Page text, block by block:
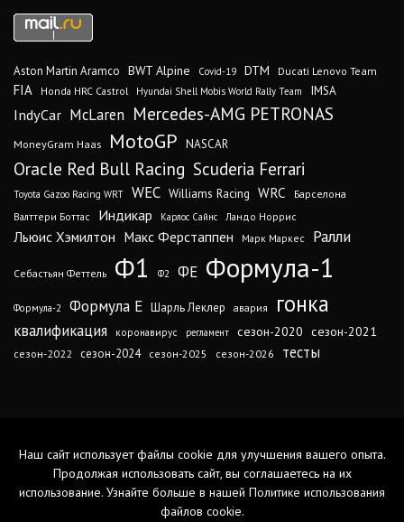
Aston Martin Aramco BWT Alpine Covid-19 DTM Ducati Lenovo Team
FIA Honda HRC Castrol Hyundai Shell Mobis World Rally Team IMSA
IndyCar McLaren Mercedes-AMG PETRONAS
MoneyGram Haas MotoGP NASCAR
Oracle Red Bull Racing Scuderia Ferrari
Toyota Gazoo Racing WRT WEC Williams Racing WRC
Барселона
Валттери Боттас
Индикар Карлос Сайнс Ландо Норрис
Льюис Хэмилтон Макс Ферстаппен Марк Маркес Ралли
Себастьян Феттель Ф1 Ф2 ФЕ Формула-1
Формула-2 Формула Е Шарль Леклер авария гонка
квалификация коронавирус регламент сезон-2020 сезон-2021
сезон-2022 сезон-2024 сезон-2025 сезон-2026 тесты
Наш сайт использует файлы cookie для улучшения вашего опыта.
Продолжая использовать сайт, вы соглашаетесь на их
использование. Узнайте больше в нашей Политике использования
файлов cookie.